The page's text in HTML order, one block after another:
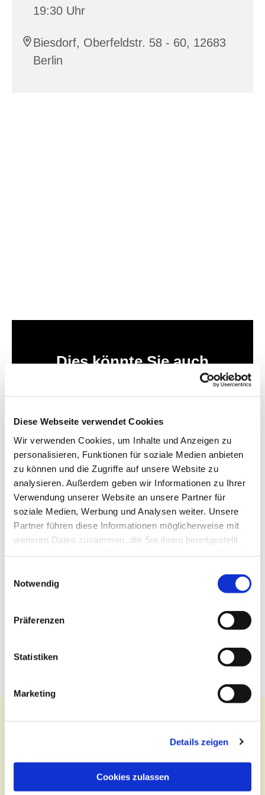
Diese Webseite verwendet Cookies
Wir verwenden Cookies, um Inhalte und Anzeigen zu
personalisieren, Funktionen für soziale Medien anbieten
zu können und die Zugriffe auf unsere Website zu
analysieren. Außerdem geben wir Informationen zu Ihrer
Verwendung unserer Website an unsere Partner für
soziale Medien, Werbung und Analysen weiter. Unsere
Partner führen diese Informationen möglicherweise mit
weiteren Daten zusammen, die Sie ihnen bereitgestellt
Notwendig
Präferenzen
Statistiken
Marketing
Details zeigen
Cookies zulassen
19:30 Uhr
Biesdorf, Oberfeldstr. 58 - 60, 12683
Berlin
Dies könnte Sie auch
Kontakt